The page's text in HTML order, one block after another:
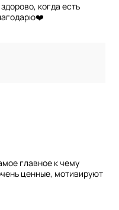
когда есть
главное к чему
ценные, мотивируют